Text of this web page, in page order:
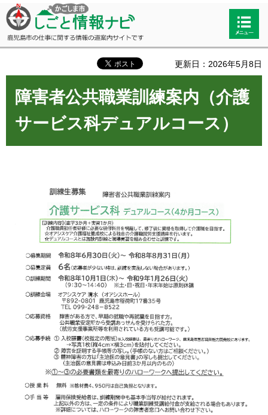
かごしま市しごと情報ナビ 鹿児島市
の仕事に関する情報の道案内サイト
です
検索・
共通メ
ニュー
更新日：2026年5月8日
障害者公共職業訓練案内（介護
サービス科デュアルコース）